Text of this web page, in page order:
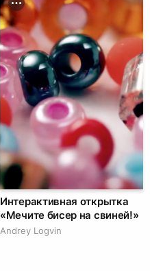
Интерактивная открытка
«Мечите бисер на свиней!»
Andrey Logvin